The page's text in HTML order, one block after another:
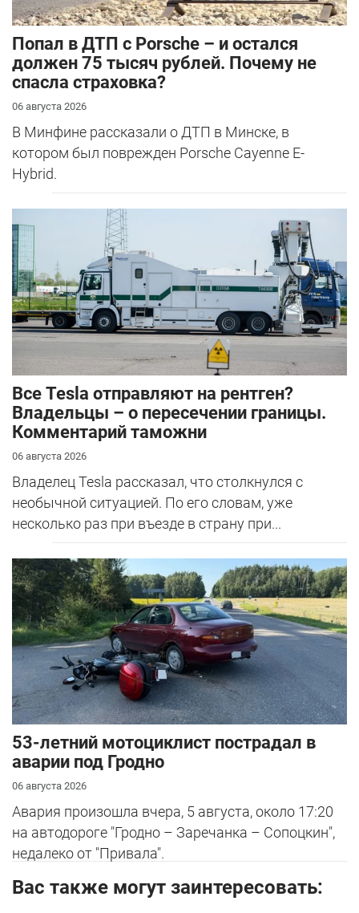
​Попал в ДТП с Porsche – и остался
должен 75 тысяч рублей. Почему не
спасла страховка?
06 августа 2026
В Минфине рассказали о ДТП в Минске, в
котором был поврежден Porsche Cayenne E-
Hybrid.
Все Tesla отправляют на рентген?
Владельцы – о пересечении границы.
Комментарий таможни
06 августа 2026
Владелец Tesla рассказал, что столкнулся с
необычной ситуацией. По его словам, уже
несколько раз при въезде в страну при...
53-летний мотоциклист пострадал в
аварии под Гродно
06 августа 2026
Авария произошла вчера, 5 августа, около 17:20
на автодороге "Гродно – Заречанка – Сопоцкин",
недалеко от "Привала".
Вас также могут заинтересовать: